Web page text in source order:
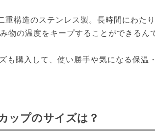
重構造のステンレス製。長時間にわた
物の温度をキープすることができるん
も購入して、使い勝手や気になる保温
ップのサイズは？